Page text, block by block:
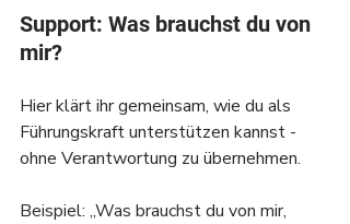
Support: Was brauchst du von
mir?
Hier klärt ihr gemeinsam, wie du als
Führungskraft unterstützen kannst -
ohne Verantwortung zu übernehmen.
Beispiel: „Was brauchst du von mir,